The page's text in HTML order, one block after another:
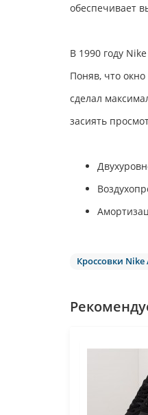
обеспечивает
В 1990 году
Поняв, что
сделал
засиять
Кроссовки Nike